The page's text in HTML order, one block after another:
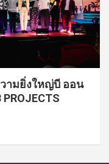
ามยิ่งใหญ่บี ออน